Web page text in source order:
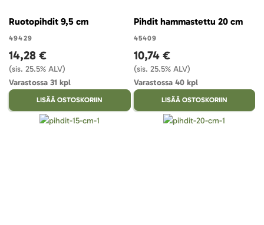
Ruotopihdit 9,5 cm
49429
14,28 €
(sis. 25.5% ALV)
Varastossa 31 kpl
LISÄÄ OSTOSKORIIN
Pihdit hammastettu 20 cm
45409
10,74 €
(sis. 25.5% ALV)
Varastossa 40 kpl
LISÄÄ OSTOSKORIIN